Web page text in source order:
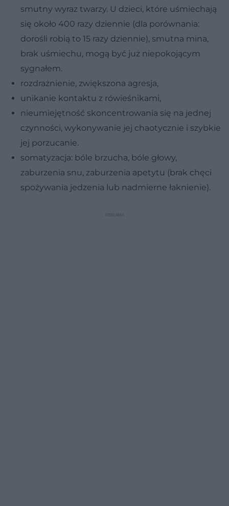
smutny wyraz twarzy. U dzieci, które uśmiechają
się około 400 razy dziennie (dla porównania:
dorośli robią to 15 razy dziennie), smutna mina,
brak uśmiechu, mogą być już niepokojącym
sygnałem.
rozdrażnienie, zwiększona agresja,
unikanie kontaktu z rówieśnikami,
nieumiejętność skoncentrowania się na jednej
czynności, wykonywanie jej chaotycznie i szybkie
jej porzucanie.
somatyzacja: bóle brzucha, bóle głowy,
zaburzenia snu, zaburzenia apetytu (brak chęci
spożywania jedzenia lub nadmierne łaknienie).